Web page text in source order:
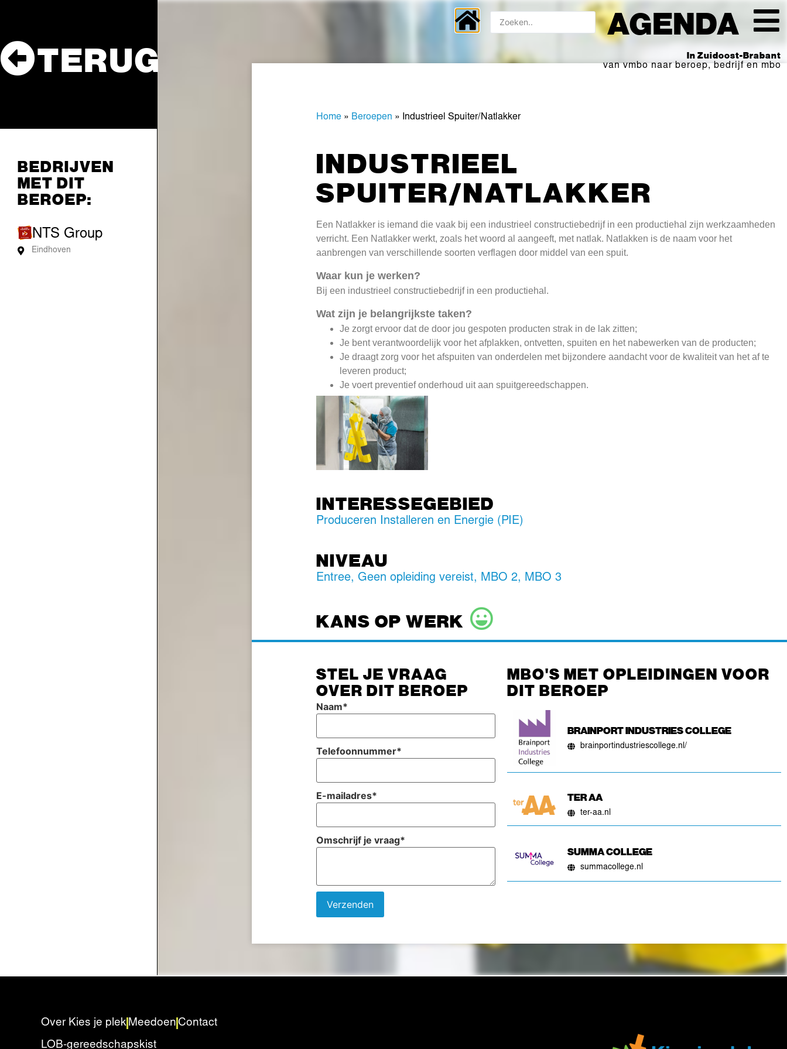
TERUG
BEDRIJVEN
MET DIT
BEROEP:
NTS Group
Eindhoven
Home » Beroepen » Industrieel Spuiter/Natlakker
INDUSTRIEEL
SPUITER/NATLAKKER
Een Natlakker is iemand die vaak bij een industrieel constructiebedrijf in een productiehal zijn werkzaamheden
verricht. Een Natlakker werkt, zoals het woord al aangeeft, met natlak. Natlakken is de naam voor het
aanbrengen van verschillende soorten verflagen door middel van een spuit.
Waar kun je werken?
Bij een industrieel constructiebedrijf in een productiehal.
Wat zijn je belangrijkste taken?
Je zorgt ervoor dat de door jou gespoten producten strak in de lak zitten;
Je bent verantwoordelijk voor het afplakken, ontvetten, spuiten en het nabewerken van de producten;
Je draagt zorg voor het afspuiten van onderdelen met bijzondere aandacht voor de kwaliteit van het af te
leveren product;
Je voert preventief onderhoud uit aan spuitgereedschappen.
INTERESSEGEBIED
Produceren Installeren en Energie (PIE)
NIVEAU
Entree, Geen opleiding vereist, MBO 2, MBO 3
KANS OP WERK
STEL JE VRAAG
OVER DIT BEROEP
Naam*
Telefoonnummer*
E-mailadres*
Omschrijf je vraag*
Verzenden
MBO'S MET OPLEIDINGEN VOOR
DIT BEROEP
BRAINPORT INDUSTRIES COLLEGE
brainportindustriescollege.nl/
TER AA
ter-aa.nl
SUMMA COLLEGE
summacollege.nl
Over Kies je plek Meedoen Contact
LOB-gereedschapskist
AGENDA
In Zuidoost-Brabant
van vmbo naar beroep, bedrijf en mbo